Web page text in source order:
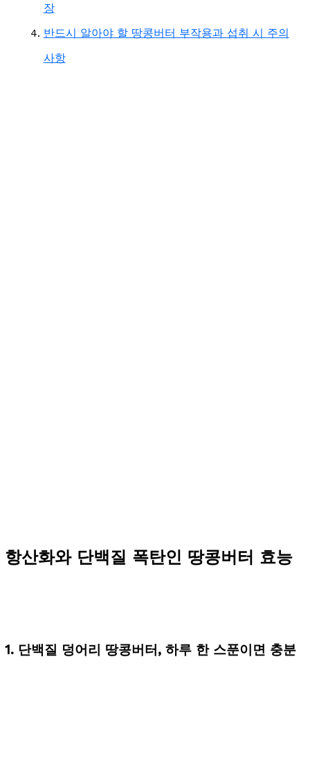
장
반드시 알아야 할 땅콩버터 부작용과 섭취 시 주의
사항
항산화와 단백질 폭탄인 땅콩버터 효능
1. 단백질 덩어리 땅콩버터 , 하루 한 스푼이면 충분